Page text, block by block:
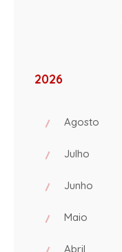
2026
Agosto
Julho
Junho
Maio
Abril